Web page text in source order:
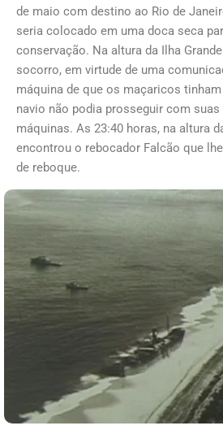
de maio com destino ao Rio de
seria colocado em uma doca seca
conservação. Na altura da Ilha
socorro, em virtude de uma
máquina de que os maçaricos
navio não podia prosseguir com suas
máquinas. As 23:40 horas, na altura
encontrou o rebocador Falcão que
de reboque.